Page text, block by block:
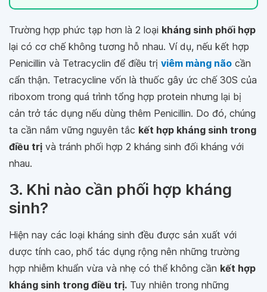
Trường hợp phức tạp hơn là 2 loại kháng sinh phối hợp
lại có cơ chế không tương hỗ nhau. Ví dụ, nếu kết hợp
Penicillin và Tetracyclin để điều trị viêm màng não cần
cẩn thận. Tetracycline vốn là thuốc gây ức chế 30S của
riboxom trong quá trình tổng hợp protein nhưng lại bị
cản trở tác dụng nếu dùng thêm Penicillin. Do đó, chúng
ta cần nắm vững nguyên tắc kết hợp kháng sinh trong
điều trị và tránh phối hợp 2 kháng sinh đối kháng với
nhau.
3. Khi nào cần phối hợp kháng
sinh?
Hiện nay các loại kháng sinh đều được sản xuất với
dược tính cao, phổ tác dụng rộng nên những trường
hợp nhiễm khuẩn vừa và nhẹ có thể không cần kết hợp
kháng sinh trong điều trị. Tuy nhiên trong những